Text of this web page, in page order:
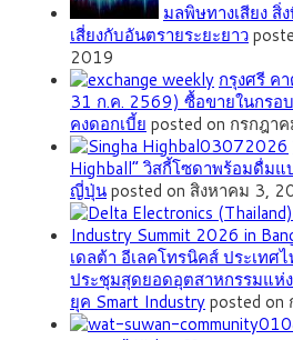
มลพิษทางเสียง สิ่
เสี่ยงกับอันตรายระยะยาว
2019
กรุงศรี ค
31 ก.ค. 2569) ซื้อขายในกร
คงดอกเบี้ย posted on กรกฎา
Highball” วิสกี้โซดาพร้อมดื่ม
ญี่ปุ่นposted on สิงหาคม 3,
เดลต้า อีเลคโทรนิคส์ ประเทศ
ประชุมสุดยอดอุตสาหกรรมแ
ยุค Smart Industryposted